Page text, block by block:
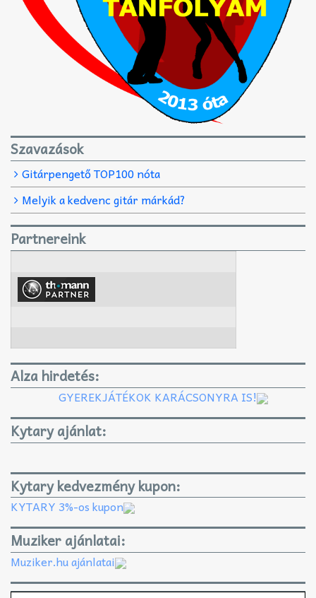
Szavazások
Gitárpengető TOP100 nóta
Melyik a kedvenc gitár márkád?
Partnereink
Alza hirdetés:
GYEREKJÁTÉKOK KARÁCSONYRA IS!
Kytary ajánlat:
Kytary kedvezmény kupon:
KYTARY 3%-os kupon
Muziker ajánlatai:
Muziker.hu ajánlatai